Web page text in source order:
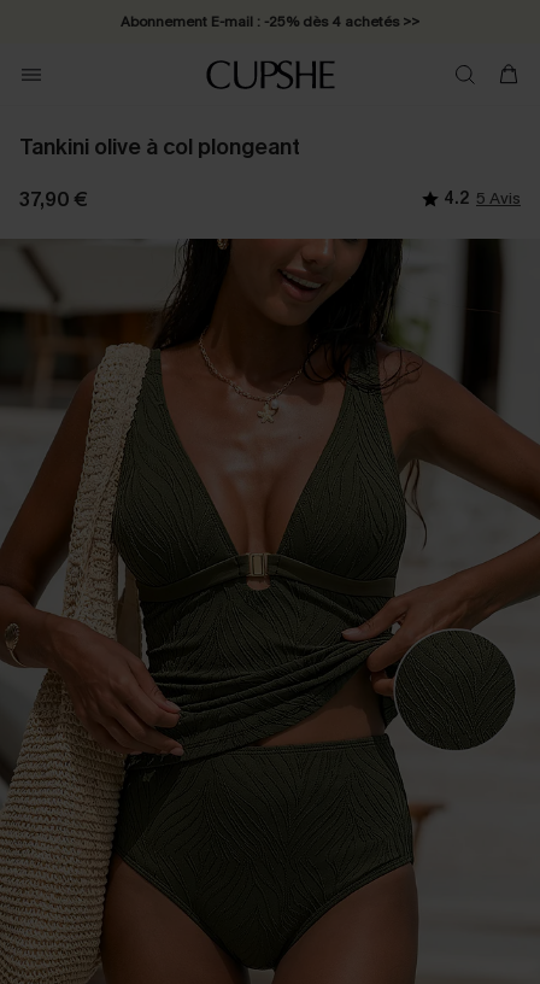
Abonnement E-mail : -25% dès 4 achetés >>
Tankini olive à col plongeant
37,90 € 4.2 5 Avis